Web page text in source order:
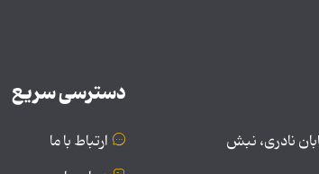
نادری، نبش
دسترسی سریع
ارتباط با ما